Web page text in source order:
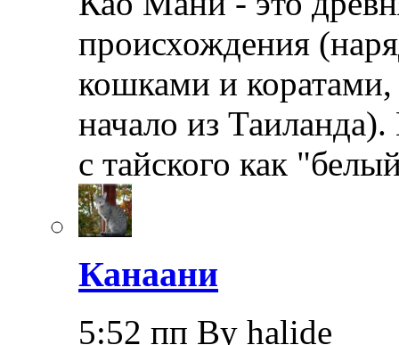
происхождения
кошками и коратами,
начало из
с тайского как
Канаани
5:52 пп By halide